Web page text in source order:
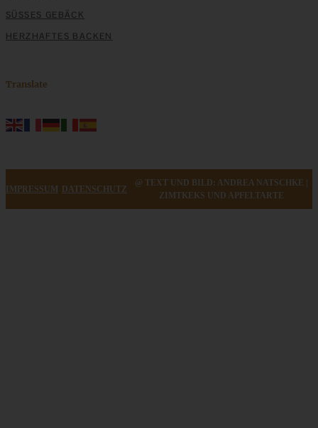
SÜSSES GEBÄCK
HERZHAFTES BACKEN
Translate
IMPRESSUM DATENSCHUTZ
@ TEXT UND BILD: ANDREA NATSCHKE |
ZIMTKEKS UND APFELTARTE